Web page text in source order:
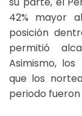
42% mayor
posición
permitió
Asimismo,
que los
periodo